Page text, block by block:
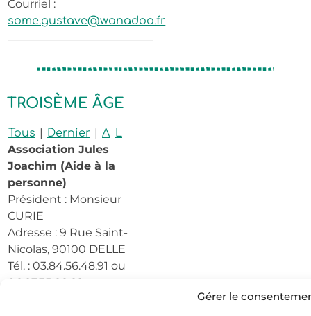
Gérer le
Courriel :
some.gustave@wanadoo.fr
TROISÈME ÂGE
Tous Dernier A L
Association Jules
Joachim (Aide à la
personne)
Président : Monsieur
CURIE
Adresse : 9 Rue Saint-
Nicolas, 90100 DELLE
Tél. : 03.84.56.48.91 ou
06.87.35.66.68